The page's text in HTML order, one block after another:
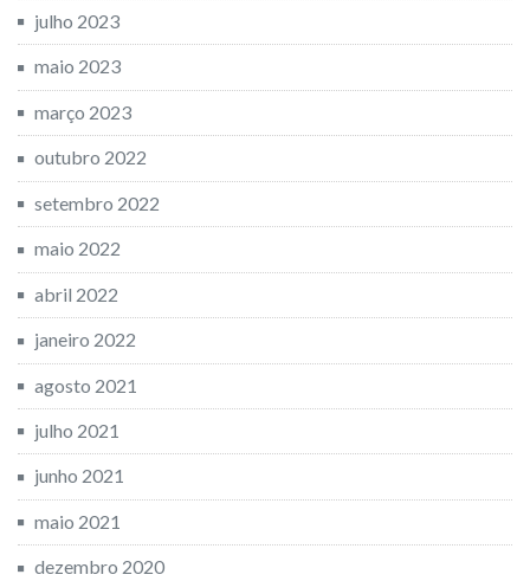
julho 2023
maio 2023
março 2023
outubro 2022
setembro 2022
maio 2022
abril 2022
janeiro 2022
agosto 2021
julho 2021
junho 2021
maio 2021
dezembro 2020